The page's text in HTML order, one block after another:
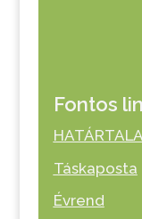
Fontos
Táskaposta
Évrend